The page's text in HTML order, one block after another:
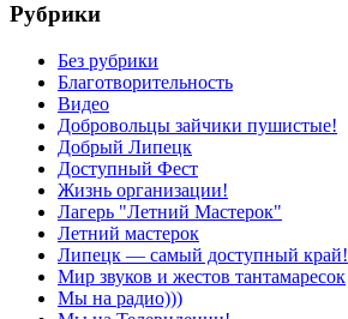
Рубрики
Без рубрики
Благотворительность
Видео
Добровольцы зайчики пушистые!
Добрый Липецк
Доступный Фест
Жизнь организации!
Лагерь "Летний Мастерок"
Летний мастерок
Липецк — самый доступный край!
Мир звуков и жестов тантамаресок
Мы на радио)))